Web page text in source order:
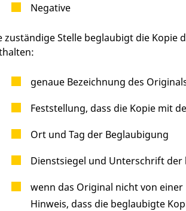
Negative
zuständige Stelle beglaubigt die Kopie
genaue Bezeichnung des
Feststellung, dass die Kopie mit
Ort und Tag der Beglaubigung
Dienstsiegel und Unterschrift
wenn das Original nicht von
Hinweis, dass die beglaubigte